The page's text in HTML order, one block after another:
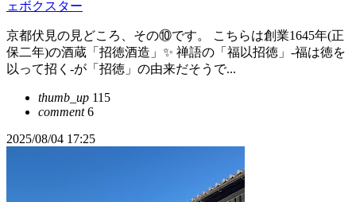
ェボクスター
京都伏見の見どころ、その⑩です。 こちらは創業1645年(正
保二年)の酒蔵「招徳酒造」✨ 禅語の「福以招徳」-福は徳を
以って招く-が「招徳」の由来だそうで...
thumb_up 115
comment6
2025/08/04 17:25